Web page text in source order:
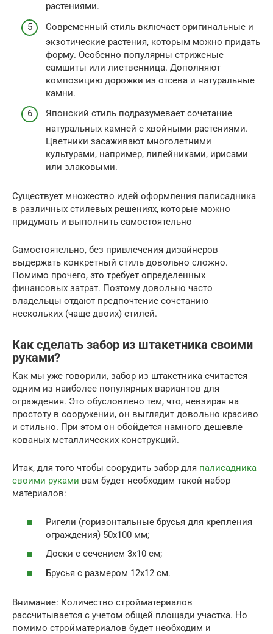
растениями.
Современный стиль включает оригинальные и
экзотические растения, которым можно придать
форму. Особенно популярны стриженые
самшиты или лиственница. Дополняют
композицию дорожки из отсева и натуральные
камни.
Японский стиль подразумевает сочетание
натуральных камней с хвойными растениями.
Цветники засаживают многолетними
культурами, например, лилейниками, ирисами
или злаковыми.
Существует множество идей оформления палисадника
в различных стилевых решениях, которые можно
придумать и выполнить самостоятельно
Самостоятельно, без привлечения дизайнеров
выдержать конкретный стиль довольно сложно.
Помимо прочего, это требует определенных
финансовых затрат. Поэтому довольно часто
владельцы отдают предпочтение сочетанию
нескольких (чаще двоих) стилей.
Как сделать забор из штакетника своими
руками?
Как мы уже говорили, забор из штакетника считается
одним из наиболее популярных вариантов для
ограждения. Это обусловлено тем, что, невзирая на
простоту в сооружении, он выглядит довольно красиво
и стильно. При этом он обойдется намного дешевле
кованых металлических конструкций.
Итак, для того чтобы соорудить забор для палисадника
своими руками вам будет необходим такой набор
материалов:
Ригели (горизонтальные брусья для крепления
ограждения) 50х100 мм;
Доски с сечением 3х10 см;
Брусья с размером 12х12 см.
Внимание: Количество стройматериалов
рассчитывается с учетом общей площади участка. Но
помимо стройматериалов будет необходим и